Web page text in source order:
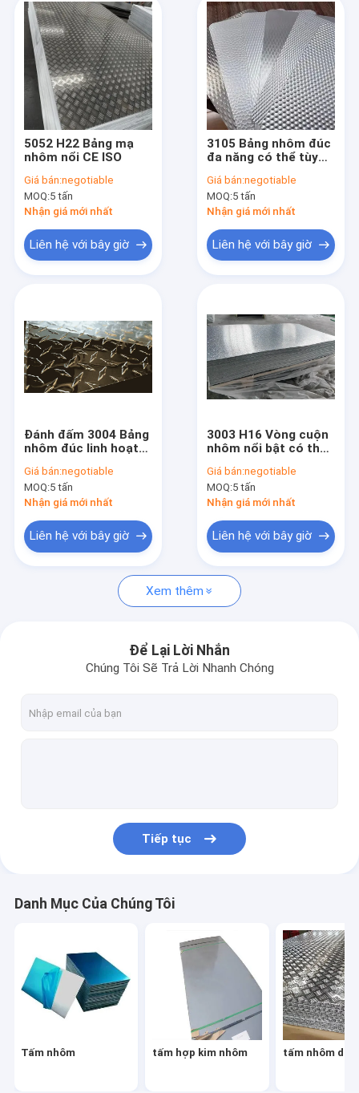
các sản phẩm
Về chúng tôi
Liên hệ chúng tôi
tấm hợp kim nhôm
tấm nhôm dập nổi
Tấm hợp kim nhôm
Bảng nhựa nhựa nhựa
Tấm nhôm cuộn
Vòng cuộn nhôm đánh răng
5052 H22 Bảng mạ
nhôm nổi CE ISO
Giá bán:negotiable
MOQ:5 tấn
Nhận giá mới nhất
Liên hệ với bây giờ
3105 Bảng nhôm đúc
đa năng có thể tùy
Giá bán:negotiable
MOQ:5 tấn
Nhận giá mới nhất
Liên hệ với bây giờ
Đánh đấm 3004 Bảng
nhôm đúc linh hoạt
bên cạnh
Giá bán:negotiable
MOQ:5 tấn
Nhận giá mới nhất
Liên hệ với bây giờ
3003 H16 Vòng cuộn
nhôm nổi bật có thể
Giá bán:negotiable
MOQ:5 tấn
Nhận giá mới nhất
Liên hệ với bây giờ
Xem thêm
Để Lại Lời Nhắn
Chúng Tôi Sẽ Trả Lời Nhanh Chóng
Tiếp tục
Danh Mục Của Chúng Tôi
Tấm nhôm tấm hợp kim nhôm tấm nhôm dập